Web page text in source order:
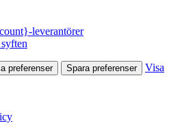
leverantörer
preferenser Spara preferenser
Visa